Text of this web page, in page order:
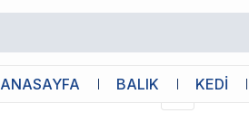
ANASAYFA BALIK KEDİ